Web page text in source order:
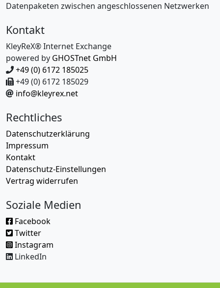
Datenpaketen zwischen angeschlossenen Netzwerken
Kontakt
KleyReX® Internet Exchange
powered by GHOSTnet GmbH
+49 (0) 6172 185025
+49 (0) 6172 185029
info@kleyrex.net
Rechtliches
Datenschutzerklärung
Impressum
Kontakt
Datenschutz-Einstellungen
Vertrag widerrufen
Soziale Medien
Facebook
Twitter
Instagram
LinkedIn